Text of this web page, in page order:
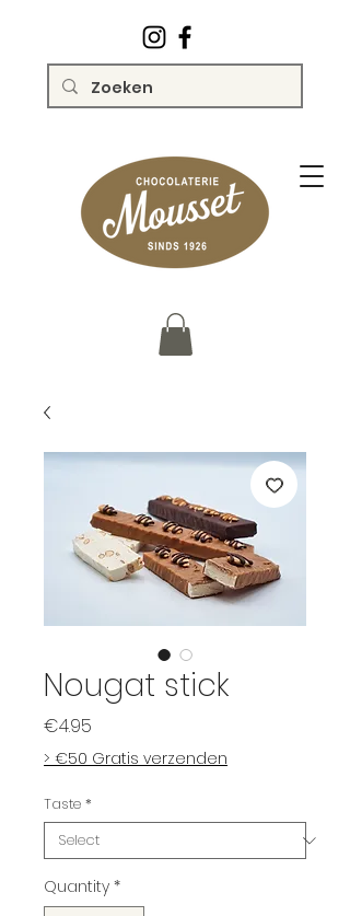
Nougat stick
€4.95
> €50 Gratis verzenden
Taste *
Quantity *